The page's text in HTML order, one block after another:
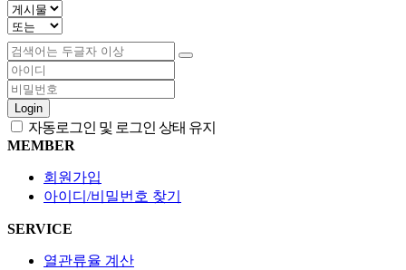
Login
자동로그인 및 로그인 상태 유지
MEMBER
회원가입
아이디/비밀번호 찾기
SERVICE
열관류율 계산